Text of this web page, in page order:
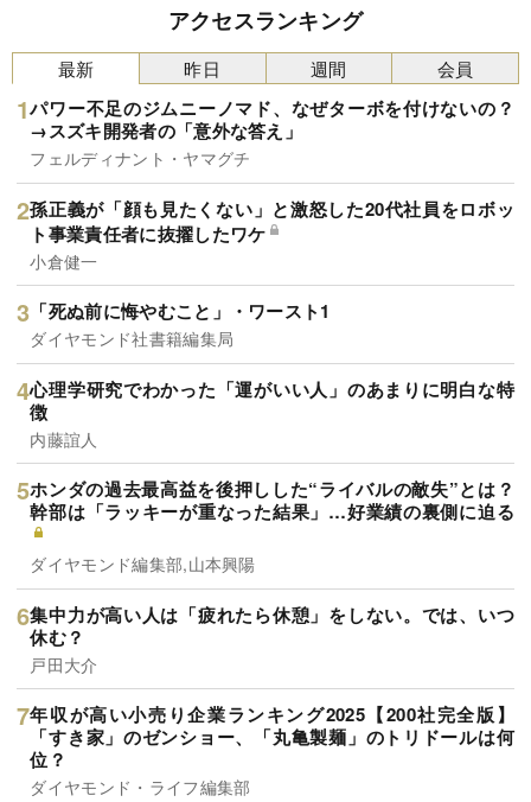
アクセスランキング
最新
パワー不足のジムニーノマド、なぜターボを付けないの？
→スズキ開発者の「意外な答え」
フェルディナント・ヤマグチ
孫正義が「顔も見たくない」と激怒した20代社員をロボッ
ト事業責任者に抜擢したワケ
小倉健一
「死ぬ前に悔やむこと」・ワースト1
ダイヤモンド社書籍編集局
心理学研究でわかった「運がいい人」のあまりに明白な特
徴
内藤誼人
ホンダの過去最高益を後押しした“ライバルの敵失”とは？
幹部は「ラッキーが重なった結果」…好業績の裏側に迫る
ダイヤモンド編集部,山本興陽
集中力が高い人は「疲れたら休憩」をしない。では、いつ
休む？
戸田大介
年収が高い小売り企業ランキング2025【200社完全版】
「すき家」のゼンショー、「丸亀製麺」のトリドールは何
位？
ダイヤモンド・ライフ編集部
昨日 週間 会員